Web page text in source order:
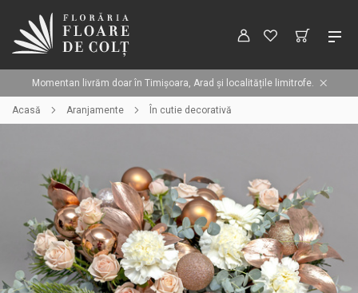
Momentan livrăm doar în Timișoara, Arad și localitățile limitrofe.
Acasă Aranjamente În cutie decorativă